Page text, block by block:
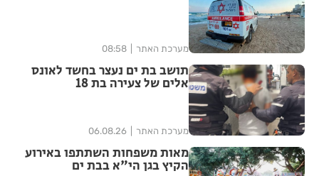
מערכת האתר 08:58
תושב בת ים נעצר בחשד לאונס
אלים של צעירה בת 18
מערכת האתר 06.08.26
מאות משפחות השתתפו באירוע
הקיץ בגן הי"א בבת ים